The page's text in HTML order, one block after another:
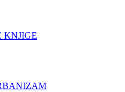
KNJIGE